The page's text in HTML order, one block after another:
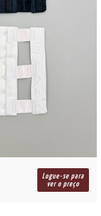
Logue-se para
ver o preço